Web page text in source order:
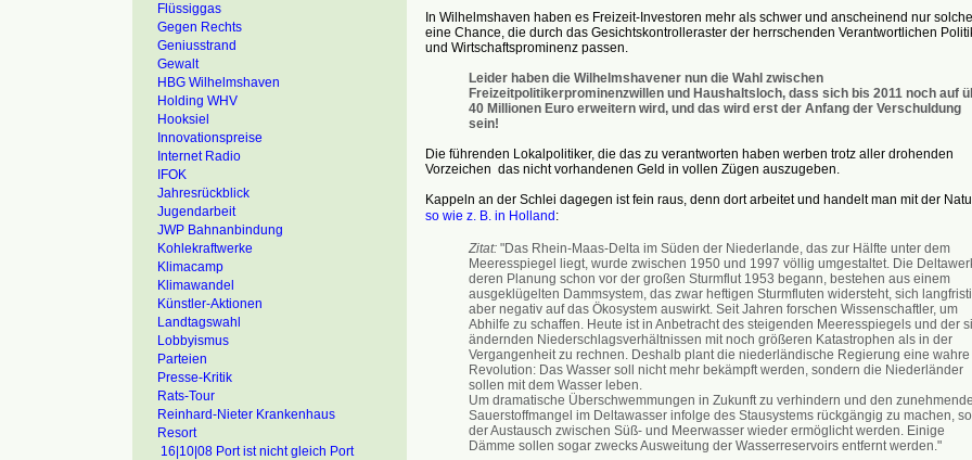
Flüssiggas
Gegen Rechts
Geniusstrand
Gewalt
HBG Wilhelmshaven
Holding WHV
Hooksiel
Innovationspreise
Internet Radio
IFOK
Jahresrückblick
Jugendarbeit
JWP Bahnanbindung
Kohlekraftwerke
Klimacamp
Klimawandel
Künstler-Aktionen
Landtagswahl
Lobbyismus
Parteien
Presse-Kritik
Rats-Tour
Reinhard-Nieter Krankenhaus
Resort
16|10|08 Port ist nicht gleich Port
In Wilhelmshaven haben es Freizeit-Investoren mehr als schwer und anscheinend nur solche
eine Chance, die durch das Gesichtskontrolleraster der herrschenden Verantwortlichen
und Wirtschaftsprominenz passen.
Leider haben die Wilhelmshavener nun die Wahl zwischen
Freizeitpolitikerprominenzwillen und Haushaltsloch, dass sich bis 2011 noch auf
40 Millionen Euro erweitern wird, und das wird erst der Anfang der Verschuldung
sein!
Die führenden Lokalpolitiker, die das zu verantworten haben werben trotz aller drohenden
Vorzeichen das nicht vorhandenen Geld in vollen Zügen auszugeben.
Kappeln an der Schlei dagegen ist fein raus, denn dort arbeitet und handelt man mit der
so wie z. B. in Holland :
Zitat:"Das Rhein-Maas-Delta im Süden der Niederlande, das zur Hälfte unter dem
Meeresspiegel liegt, wurde zwischen 1950 und 1997 völlig umgestaltet. Die
deren Planung schon vor der großen Sturmflut 1953 begann, bestehen aus einem
ausgeklügelten Dammsystem, das zwar heftigen Sturmfluten widersteht, sich
aber negativ auf das Ökosystem auswirkt. Seit Jahren forschen Wissenschaftler, um
Abhilfe zu schaffen. Heute ist in Anbetracht des steigenden Meeresspiegels und der
ändernden Niederschlagsverhältnissen mit noch größeren Katastrophen als in der
Vergangenheit zu rechnen. Deshalb plant die niederländische Regierung eine wahre
Revolution: Das Wasser soll nicht mehr bekämpft werden, sondern die Niederländer
sollen mit dem Wasser leben.
Um dramatische Überschwemmungen in Zukunft zu verhindern und den
Sauerstoffmangel im Deltawasser infolge des Stausystems rückgängig zu machen, soll
der Austausch zwischen Süß- und Meerwasser wieder ermöglicht werden. Einige
Dämme sollen sogar zwecks Ausweitung der Wasserreservoirs entfernt werden."